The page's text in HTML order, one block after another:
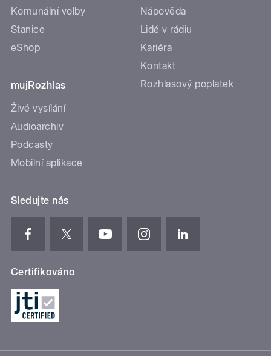
Komunální volby
Stanice
eShop
mujRozhlas
Živé vysílání
Audioarchiv
Podcasty
Mobilní aplikace
Nápověda
Lidé v rádiu
Kariéra
Kontakt
Rozhlasový poplatek
Sledujte nás
Certifikováno